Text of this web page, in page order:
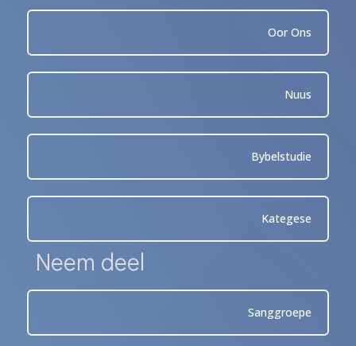
Oor Ons
Nuus
Bybelstudie
Kategese
Neem deel
Sanggroepe